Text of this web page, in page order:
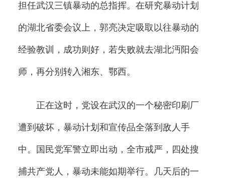
担任武汉三镇暴动的总指挥。在研究暴动计划
的湖北省委会议上，郭亮决定吸取以往暴动的
经验教训，成功则好，若失败就去湖北沔阳会
师，再分别转入湘东、鄂西。
正在这时，党设在武汉的一个秘密印刷厂
遭到破坏，暴动计划和宣传品全落到敌人手
中。国民党军警立即出动，全市戒严，四处搜
捕共产党人，暴动未能如期举行。几天后的一